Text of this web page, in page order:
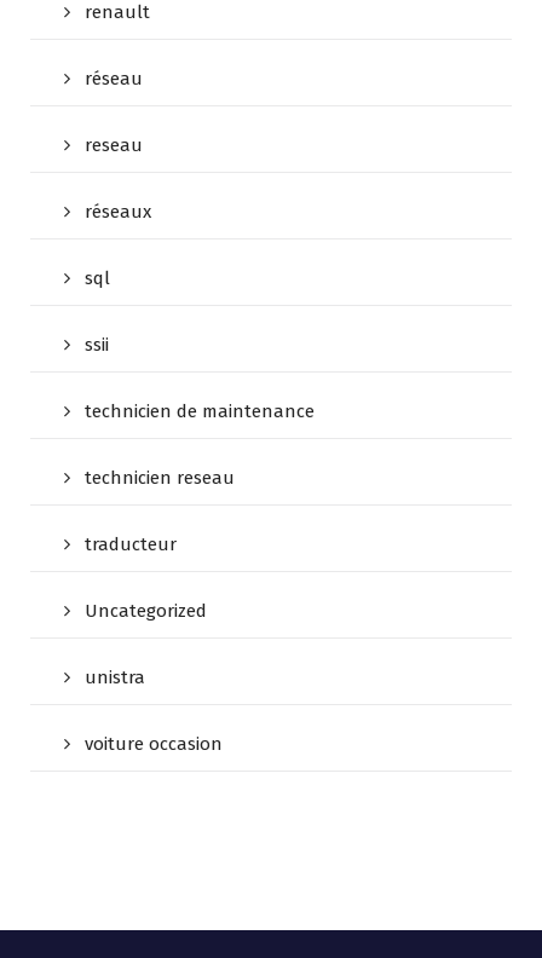
renault
réseau
reseau
réseaux
sql
ssii
technicien de maintenance
technicien reseau
traducteur
Uncategorized
unistra
voiture occasion